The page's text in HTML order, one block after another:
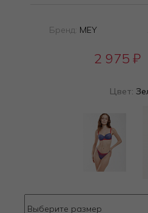
Бренд: MEY
2 975 ₽
Цвет: